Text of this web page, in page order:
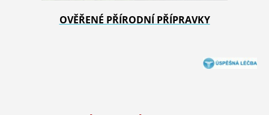
OVĚŘENÉ PŘÍRODNÍ PŘÍPRAVKY